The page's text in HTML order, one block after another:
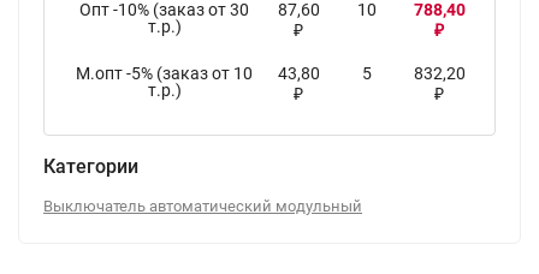
Опт -10% (заказ от 30
т.р.)
87,60
₽
10 788,40
₽
М.опт -5% (заказ от 10
т.р.)
43,80
₽
5 832,20
₽
Категории
Выключатель автоматический модульный